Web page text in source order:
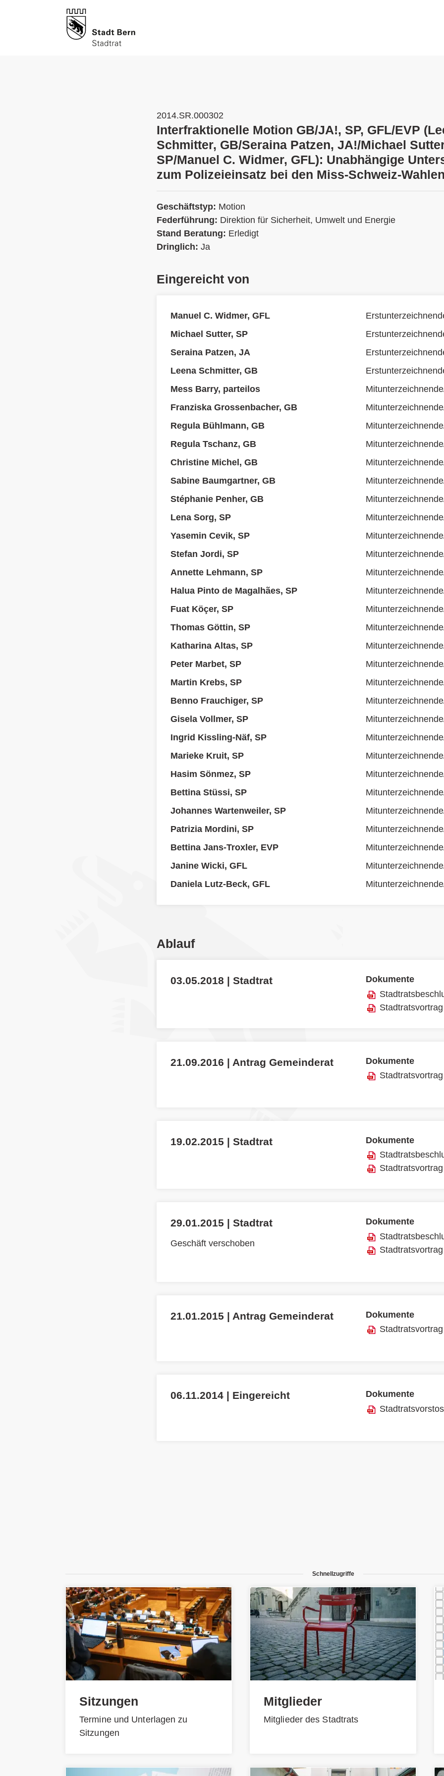
2014.SR.000302
Interfraktionelle Motion GB/JA!, SP, GFL/EVP
Schmitter, GB/Seraina Patzen, JA!/Michael
SP/Manuel C. Widmer, GFL): Unabhängige
zum Polizeieinsatz bei den Miss-Schweiz-
Geschäftstyp: Motion
Federführung: Direktion für Sicherheit, Umwelt und Energie
Stand Beratung: Erledigt
Dringlich: Ja
Eingereicht von
Manuel C. Widmer, GFL
Michael Sutter, SP
Seraina Patzen, JA
Leena Schmitter, GB
Mess Barry, parteilos
Franziska Grossenbacher, GB
Regula Bühlmann, GB
Regula Tschanz, GB
Christine Michel, GB
Sabine Baumgartner, GB
Stéphanie Penher, GB
Lena Sorg, SP
Yasemin Cevik, SP
Stefan Jordi, SP
Annette Lehmann, SP
Halua Pinto de Magalhães, SP
Fuat Köçer, SP
Thomas Göttin, SP
Katharina Altas, SP
Peter Marbet, SP
Martin Krebs, SP
Benno Frauchiger, SP
Gisela Vollmer, SP
Ingrid Kissling-Näf, SP
Marieke Kruit, SP
Hasim Sönmez, SP
Bettina Stüssi, SP
Johannes Wartenweiler, SP
Patrizia Mordini, SP
Bettina Jans-Troxler, EVP
Janine Wicki, GFL
Daniela Lutz-Beck, GFL
Ablauf
03.05.2018 | Stadtrat
Dokumente
Stadtratsvortrag
21.09.2016 | Antrag Gemeinderat
Dokumente
Stadtratsvortrag
19.02.2015 | Stadtrat
Dokumente
Stadtratsvortrag
29.01.2015 | Stadtrat
Geschäft verschoben
Dokumente
Stadtratsvortrag
21.01.2015 | Antrag Gemeinderat
Dokumente
Stadtratsvortrag
06.11.2014 | Eingereicht
Dokumente
Schnellzugriffe
Sitzungen
Termine und Unterlagen zu
Sitzungen
Mitglieder
Mitglieder des Stadtrats